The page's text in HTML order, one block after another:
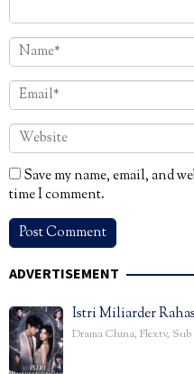
Save my name, email, and
time I comment.
ADVERTISEMENT
Istri Miliarder
Drama China, Flextv,